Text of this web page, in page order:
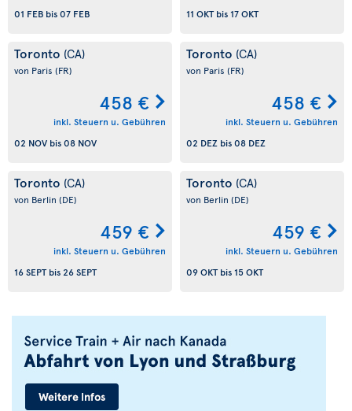
01 FEB bis07 FEB
11 OKTbis 17 OKT
Toronto (CA)
von Paris (FR)
458 €
inkl. Steuern u. Gebühren
02 NOV bis08 NOV
Toronto (CA)
von Paris (FR)
458 €
inkl. Steuern u. Gebühren
02 DEZ bis08 DEZ
Toronto (CA)
von Berlin (DE)
459 €
inkl. Steuern u. Gebühren
16 SEPTbis26 SEPT
Toronto (CA)
von Berlin (DE)
459 €
inkl. Steuern u. Gebühren
09 OKTbis 15 OKT